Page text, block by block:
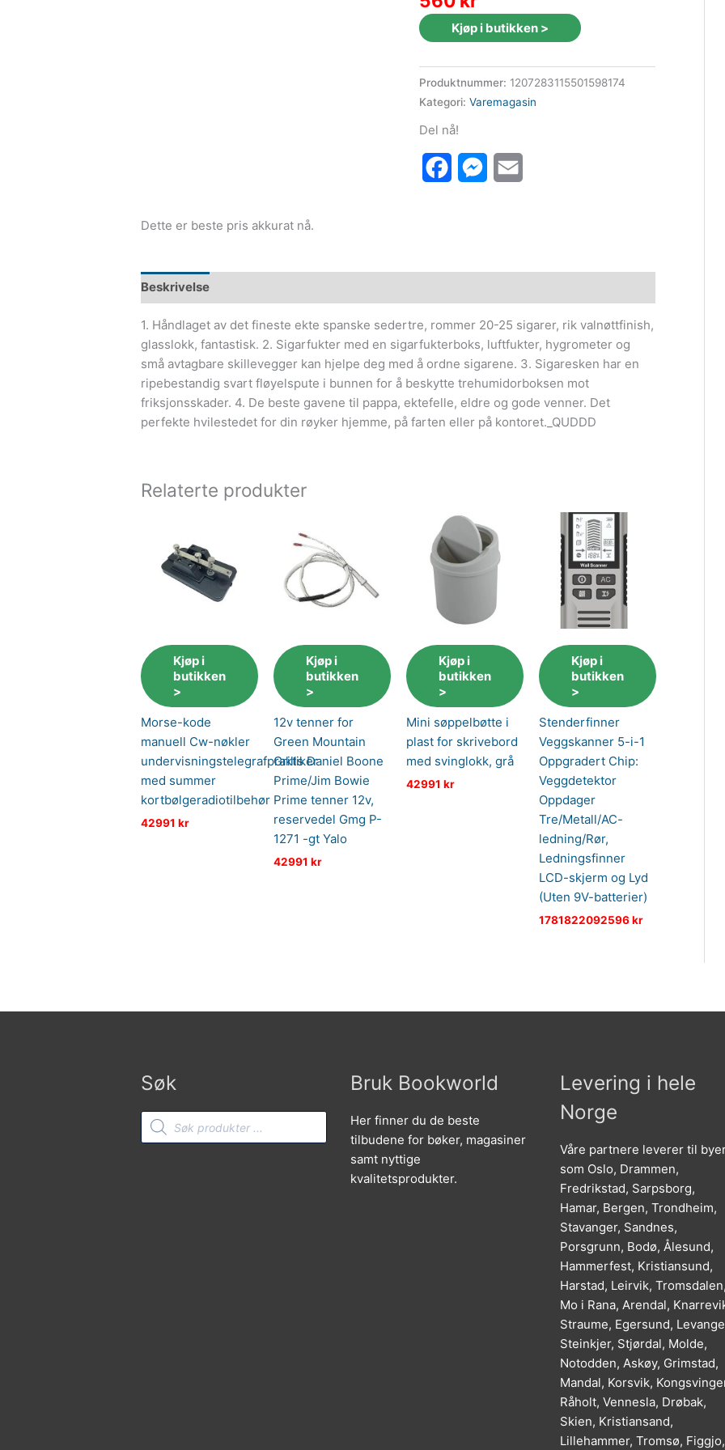
Kjøp i butikken >
Produktnummer: 1207283115501598174
Kategori: Varemagasin
Del nå!
FacebookMessenger
Dette er beste pris akkurat nå.
Beskrivelse
1. Håndlaget av det fineste ekte spanske sedertre, rommer 20-25 sigarer, rik valnøttfinish,
glasslokk, fantastisk. 2. Sigarfukter med en sigarfukterboks, luftfukter, hygrometer og
små avtagbare skillevegger kan hjelpe deg med å ordne sigarene. 3. Sigaresken har en
ripebestandig svart fløyelspute i bunnen for å beskytte trehumidorboksen mot
friksjonsskader. 4. De beste gavene til pappa, ektefelle, eldre og gode venner. Det
perfekte hvilestedet for din røyker hjemme, på farten eller på kontoret._QUDDD
Relaterte produkter
Kjøp i
butikken
>
Morse-kode
manuell Cw-nøkler
undervisningstelegrafpraktiker
med summer
kortbølgeradiotilbehør
42991 kr
Kjøp i
butikken
>
12v tenner for
Green Mountain
Grills Daniel Boone
Prime/Jim Bowie
Prime tenner 12v,
reservedel Gmg P-
1271 -gt Yalo
42991kr
Kjøp i
butikken
>
Mini søppelbøtte i
plast for skrivebord
med svinglokk, grå
42991kr
Kjøp i
butikken
>
Stenderfinner
Veggskanner 5-i-1
Oppgradert Chip:
Veggdetektor
Oppdager
Tre/Metall/AC-
ledning/Rør,
Ledningsfinner
LCD-skjerm og Lyd
(Uten 9V-batterier)
1781822092596kr
Søk
Products
search
Bruk Bookworld
Her finner du de beste
tilbudene for bøker, magasiner
samt nyttige
kvalitetsprodukter.
Levering i hele
Norge
Våre partnere leverer til
som Oslo, Drammen,
Fredrikstad, Sarpsborg,
Hamar, Bergen, Trondheim,
Stavanger, Sandnes,
Porsgrunn, Bodø, Ålesund,
Hammerfest, Kristiansund,
Harstad, Leirvik, Tromsdalen,
Mo i Rana, Arendal,
Straume, Egersund,
Steinkjer, Stjørdal, Molde,
Notodden, Askøy, Grimstad,
Mandal, Korsvik,
Råholt, Vennesla, Drøbak,
Skien, Kristiansand,
Lillehammer, Tromsø, Figgjo,